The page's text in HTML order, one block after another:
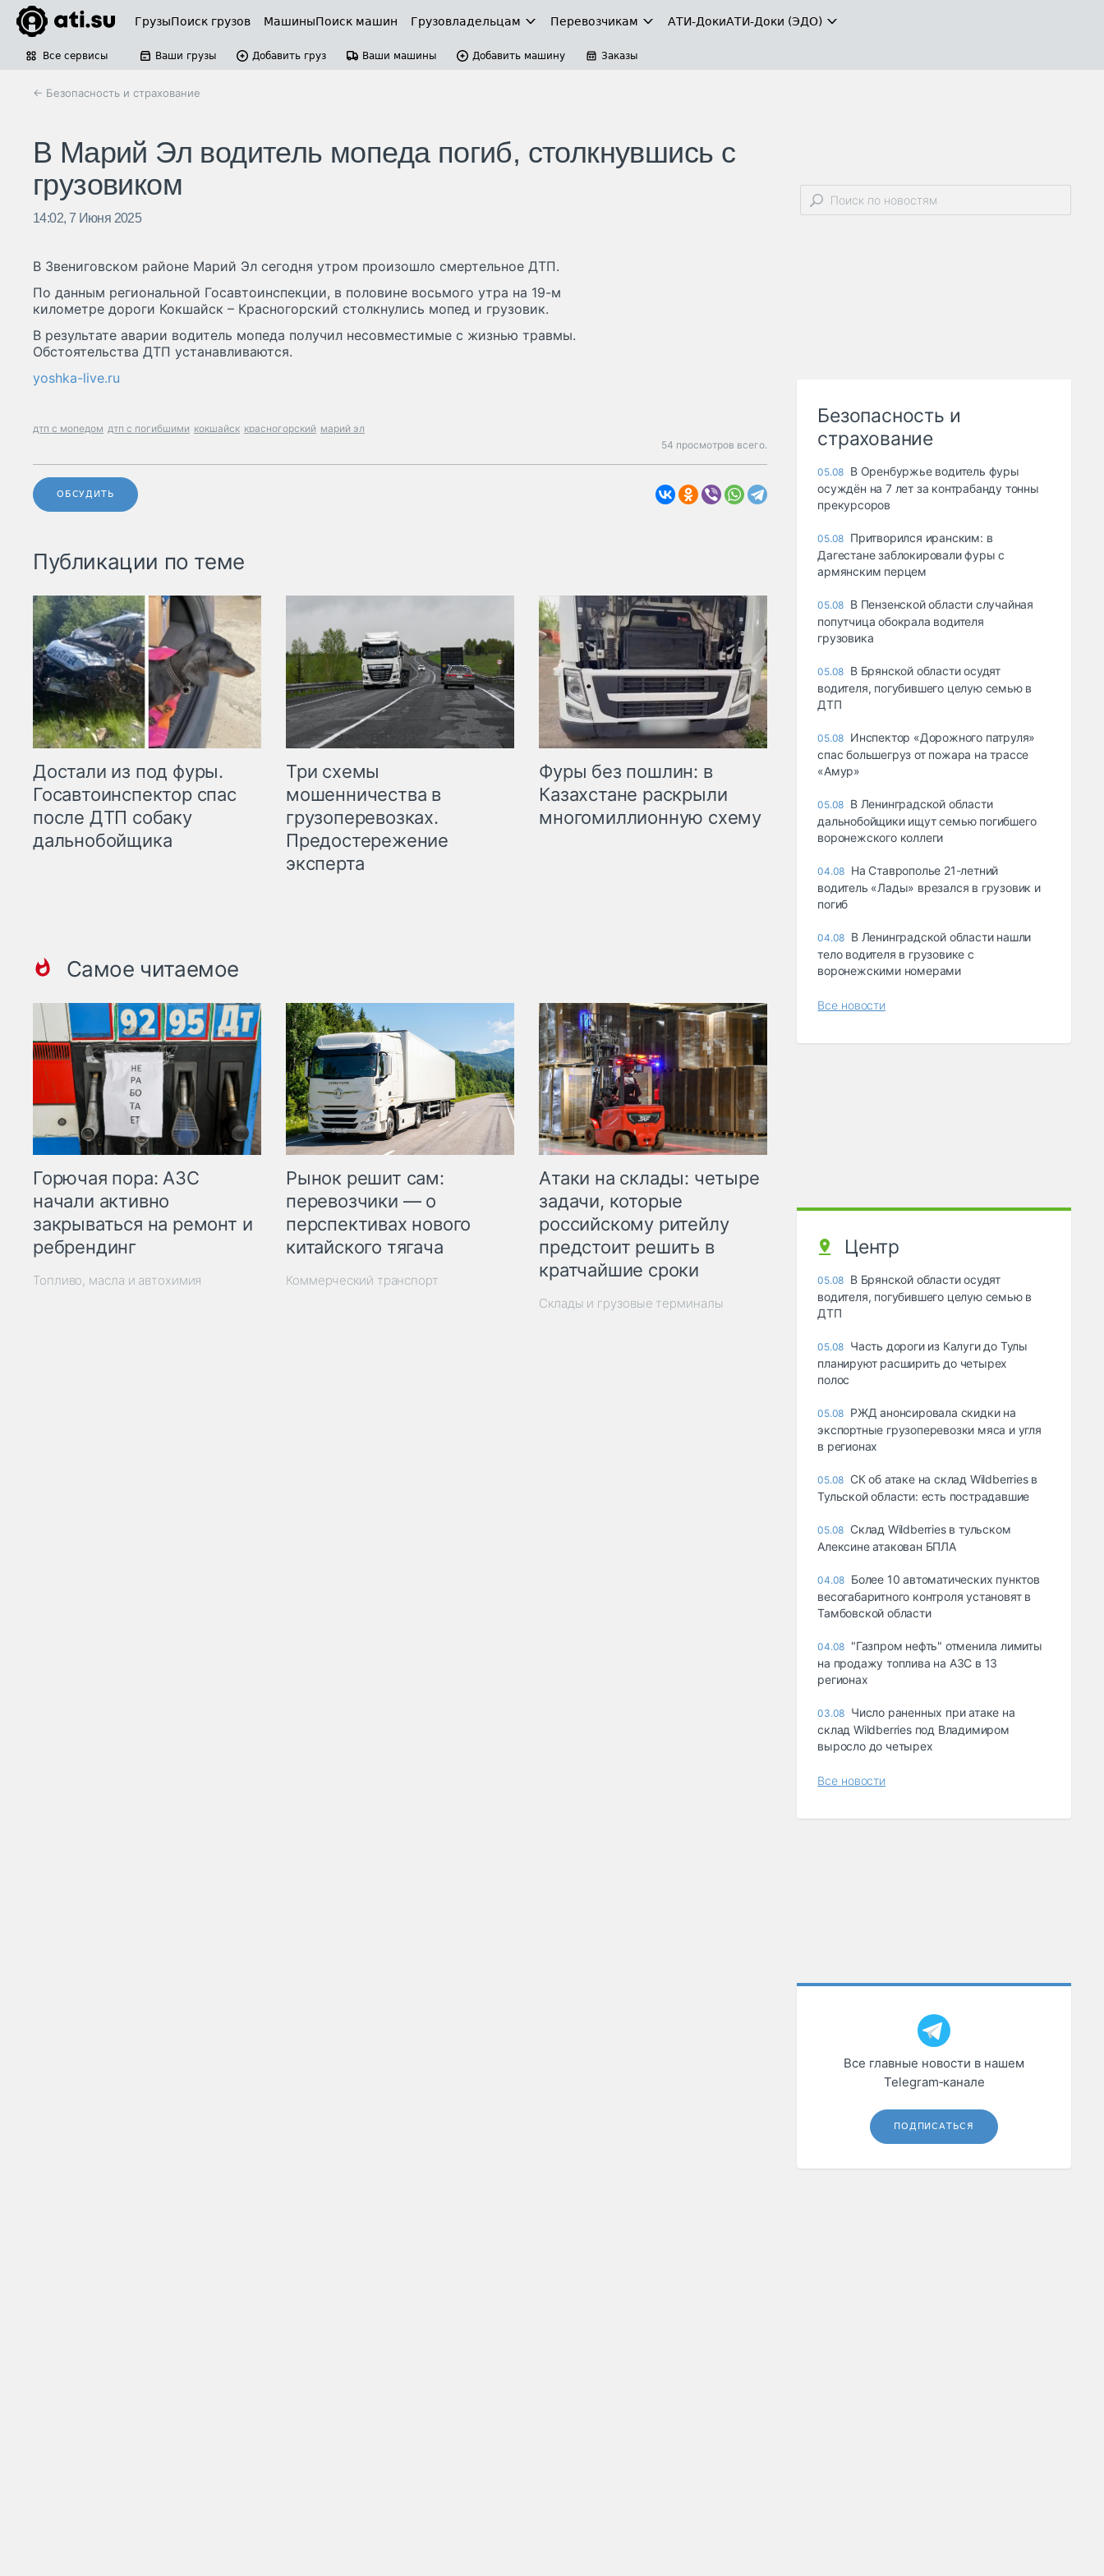
ГрузыПоиск грузов МашиныПоиск машин Грузовладельцам Перевозчикам АТИ-ДокиАТИ-Доки (ЭДО)
Все сервисы Ваши грузы Добавить груз Ваши машины Добавить машину Заказы
← Безопасность и страхование
В Марий Эл водитель мопеда погиб, столкнувшись с
грузовиком
14:02, 7 Июня 2025
В Звениговском районе Марий Эл сегодня утром произошло смертельное ДТП.
По данным региональной Госавтоинспекции, в половине восьмого утра на 19-м
километре дороги Кокшайск – Красногорский столкнулись мопед и грузовик.
В результате аварии водитель мопеда получил несовместимые с жизнью травмы.
Обстоятельства ДТП устанавливаются.
yoshka-live.ru
дтп с мопедом дтп с погибшими кокшайск красногорский марий эл
54 просмотров всего.
ОБСУДИТЬ
Публикации по теме
Достали из под фуры.
Госавтоинспектор спас
после ДТП собаку
дальнобойщика
Три схемы
мошенничества в
грузоперевозках.
Предостережение
эксперта
Фуры без пошлин: в
Казахстане раскрыли
многомиллионную схему
Самое читаемое
Горючая пора: АЗС
начали активно
закрываться на ремонт и
ребрендинг
Топливо, масла и автохимия
Рынок решит сам:
перевозчики — о
перспективах нового
китайского тягача
Коммерческий транспорт
Атаки на склады: четыре
задачи, которые
российскому ритейлу
предстоит решить в
кратчайшие сроки
Склады и грузовые терминалы
Безопасность и
страхование
05.08 В Оренбуржье водитель фуры
осуждён на 7 лет за контрабанду тонны
прекурсоров
05.08 Притворился иранским: в
Дагестане заблокировали фуры с
армянским перцем
05.08 В Пензенской области случайная
попутчица обокрала водителя
грузовика
05.08 В Брянской области осудят
водителя, погубившего целую семью в
ДТП
05.08 Инспектор «Дорожного патруля»
спас большегруз от пожара на трассе
«Амур»
05.08 В Ленинградской области
дальнобойщики ищут семью погибшего
воронежского коллеги
04.08 На Ставрополье 21-летний
водитель «Лады» врезался в грузовик и
погиб
04.08 В Ленинградской области нашли
тело водителя в грузовике с
воронежскими номерами
Все новости
Центр
05.08 В Брянской области осудят
водителя, погубившего целую семью в
ДТП
05.08 Часть дороги из Калуги до Тулы
планируют расширить до четырех
полос
05.08 РЖД анонсировала скидки на
экспортные грузоперевозки мяса и угля
в регионах
05.08 СК об атаке на склад Wildberries в
Тульской области: есть пострадавшие
05.08 Склад Wildberries в тульском
Алексине атакован БПЛА
04.08 Более 10 автоматических пунктов
весогабаритного контроля установят в
Тамбовской области
04.08 "Газпром нефть" отменила лимиты
на продажу топлива на АЗС в 13
регионах
03.08 Число раненных при атаке на
склад Wildberries под Владимиром
выросло до четырех
Все новости
Все главные новости в нашем
Telegram‑канале
ПОДПИСАТЬСЯ